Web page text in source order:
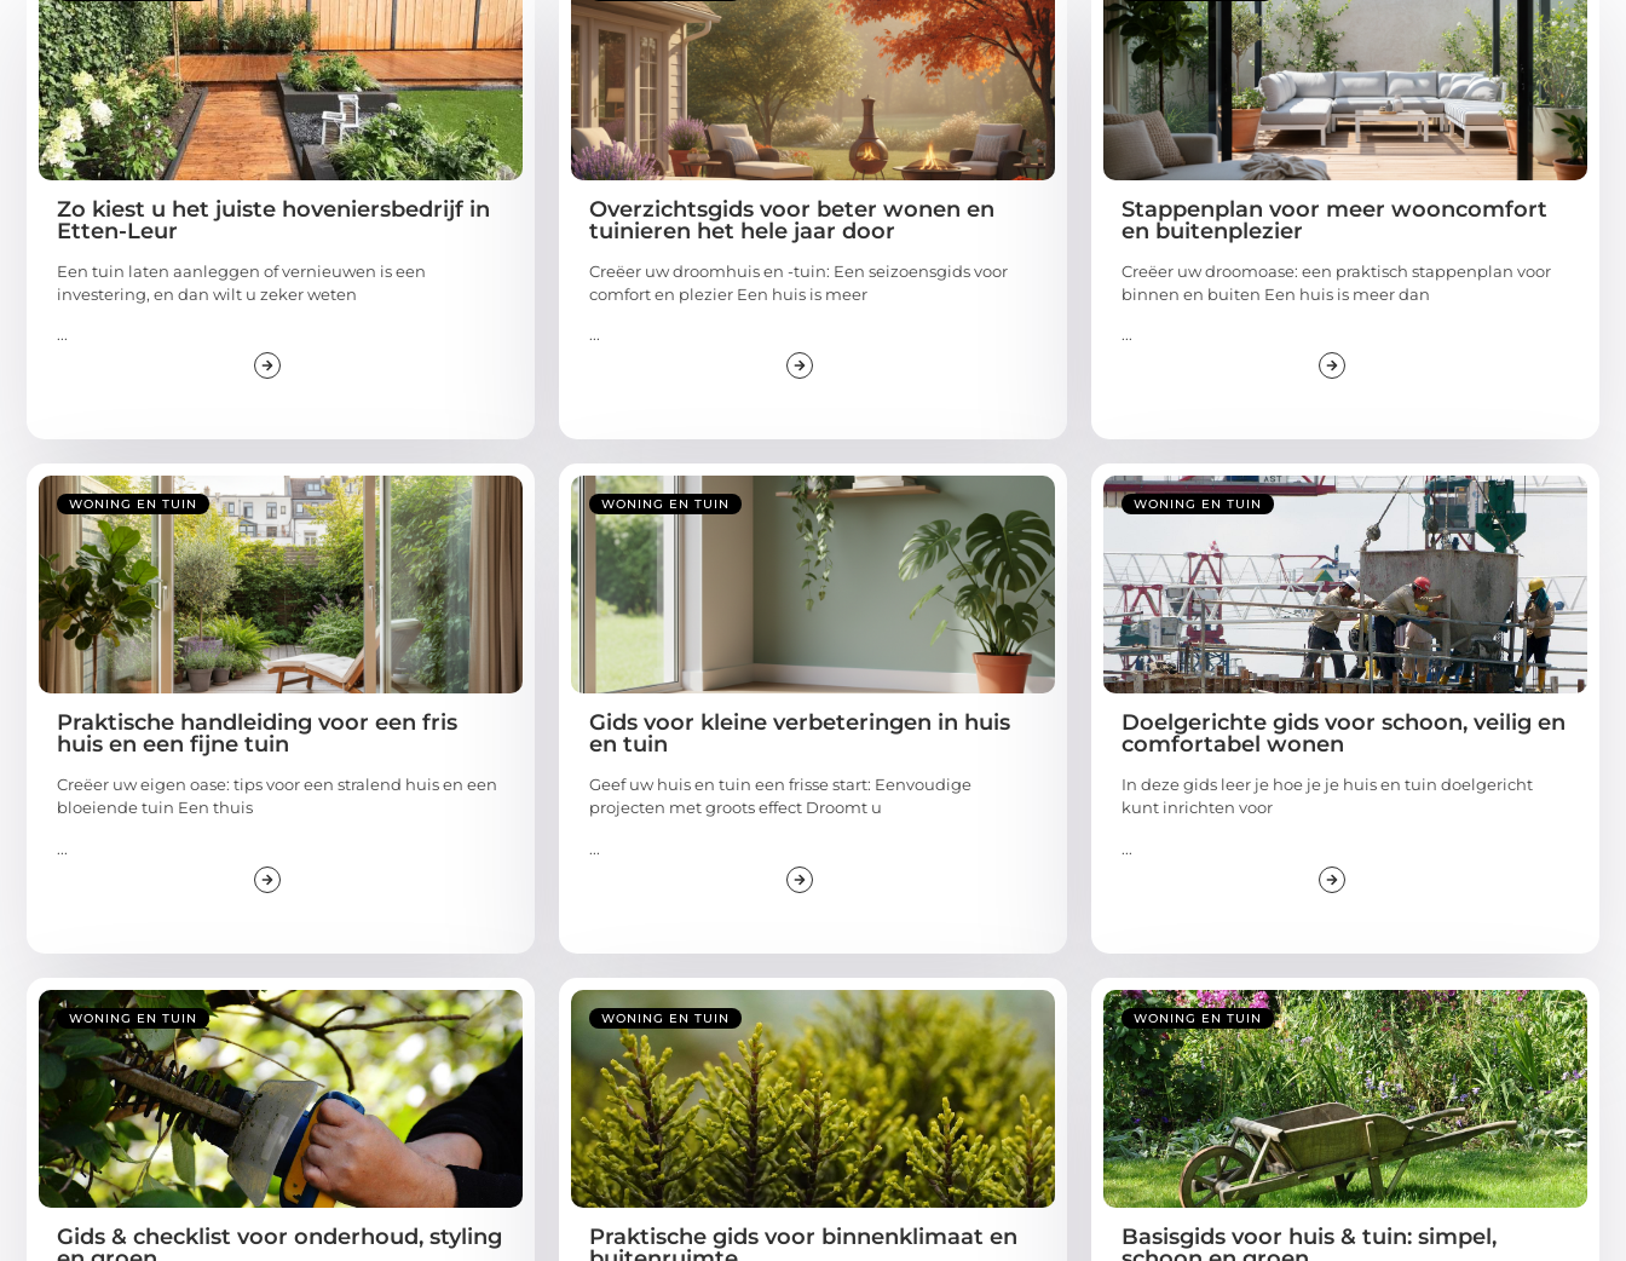
Zo kiest u het juiste hoveniersbedrijf in
Etten-Leur
Een tuin laten aanleggen of vernieuwen is een
investering, en dan wilt u zeker weten
...
Overzichtsgids voor beter wonen en
tuinieren het hele jaar door
Creëer uw droomhuis en -tuin: Een seizoensgids voor
comfort en plezier Een huis is meer
...
Stappenplan voor meer wooncomfort
en buitenplezier
Creëer uw droomoase: een praktisch stappenplan voor
binnen en buiten Een huis is meer dan
...
WONING EN TUIN
Praktische handleiding voor een fris
huis en een fijne tuin
Creëer uw eigen oase: tips voor een stralend huis en een
bloeiende tuin Een thuis
...
WONING EN TUIN
Gids voor kleine verbeteringen in huis
en tuin
Geef uw huis en tuin een frisse start: Eenvoudige
projecten met groots effect Droomt u
...
WONING EN TUIN
Doelgerichte gids voor schoon, veilig en
comfortabel wonen
In deze gids leer je hoe je je huis en tuin doelgericht
kunt inrichten voor
...
WONING EN TUIN
Gids & checklist voor onderhoud, styling
WONING EN TUIN
Praktische gids voor binnenklimaat en
WONING EN TUIN
Basisgids voor huis & tuin: simpel,